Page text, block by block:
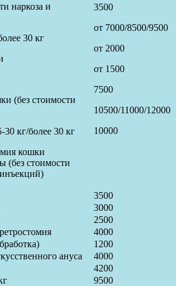
наркоза и
30 кг
(без стоимости
30 кг/более 30 кг
кошки
(без стоимости
3500
от 7000/8500/9500
от 2000
от 1500
7500
10500/11000/12000
10000
3500
3000
2500
4000
1200
ануса
4000
4200
9500